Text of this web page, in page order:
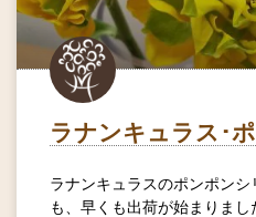
ラナンキュラス･
ラナンキュラスのポンポン
も、早くも出荷が始まりま